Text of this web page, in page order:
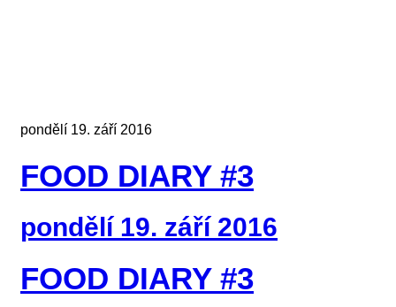
pondělí 19. září 2016
FOOD DIARY #3
pondělí 19. září 2016
FOOD DIARY #3